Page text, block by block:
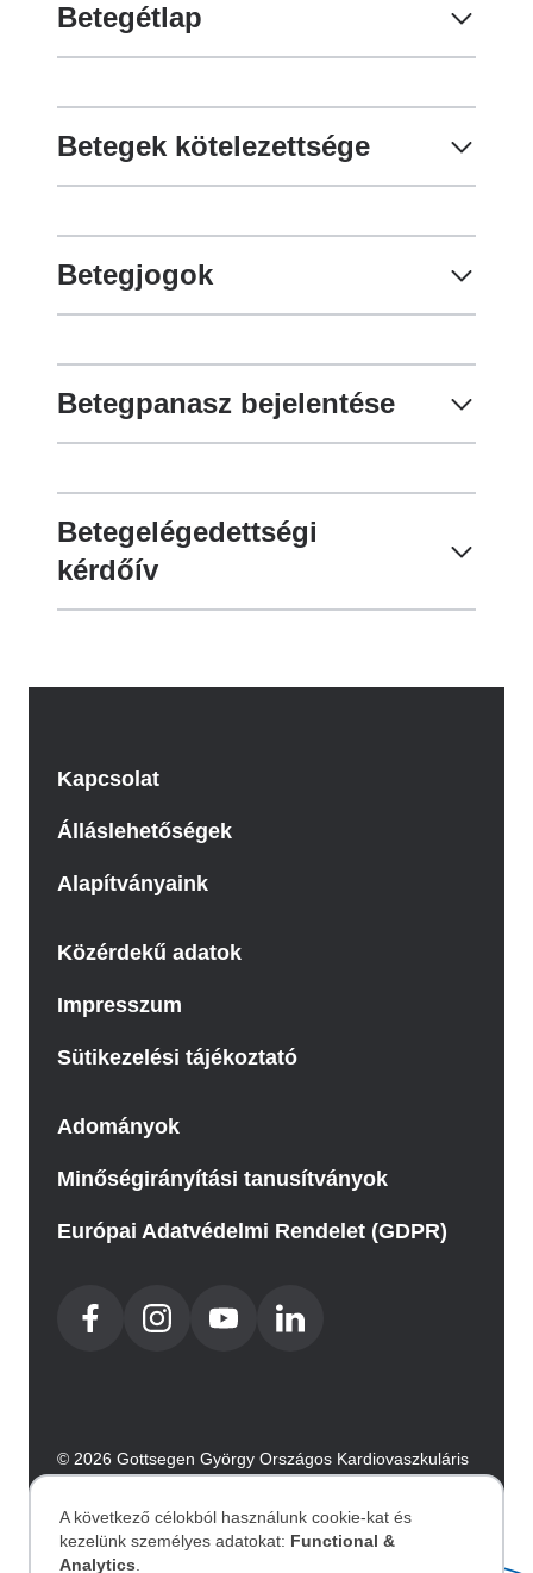
Betegétlap
Betegek kötelezettsége
Betegjogok
Betegpanasz bejelentése
Betegelégedettségi
kérdőív
Kapcsolat
Álláslehetőségek
Alapítványaink
Közérdekű adatok
Impresszum
Sütikezelési tájékoztató
Adományok
Minőségirányítási tanusítványok
Európai Adatvédelmi Rendelet (GDPR)
© 2026 Gottsegen György Országos Kardiovaszkuláris
Intézet. Minden jog fenntartva.
A következő célokból használunk cookie-kat és
kezelünk személyes adatokat: Functional &
Analytics